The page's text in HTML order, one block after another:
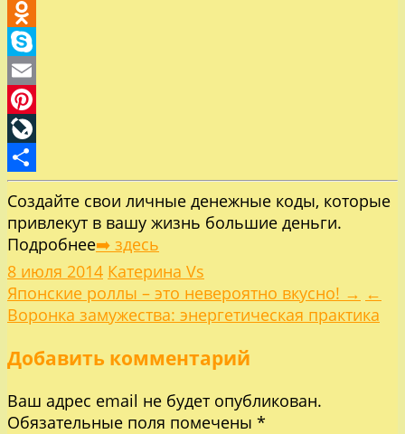
Mail.Ru
Odnoklassniki
Skype
Email
Pinterest
LiveJournal
Отправить
Создайте свои личные денежные коды, которые
привлекут в вашу жизнь большие деньги.
Подробнее➡️ здесь
8 июля 2014 Катерина Vs
Навигация
по
записям
Японские роллы – это невероятно вкусно! → ←
Воронка замужества: энергетическая практика
Добавить комментарий
Ваш адрес email не будет опубликован.
Обязательные поля помечены *